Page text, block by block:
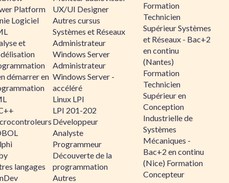
Platform
Logiciel
et
démarrer en
langages
UX/UI Designer
Autres cursus
Systèmes et Réseaux
Administrateur
Windows Server
Administrateur
Windows Server -
accéléré
Linux LPI
LPI 201-202
Développeur
Analyste
Programmeur
Découverte de la
programmation
Autres
Formation
Technicien
Supérieur Systèmes
et Réseaux - Bac+2
en continu
(Nantes)
Formation
Technicien
Supérieur en
Conception
Industrielle de
Systèmes
Mécaniques -
Bac+2 en continu
(Nice) Formation
Concepteur